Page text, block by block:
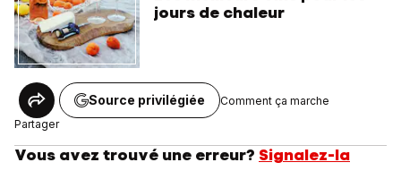
jours de chaleur
Partager
Source privilégiée Comment ça marche
Vous avez trouvé une erreur? Signalez-la